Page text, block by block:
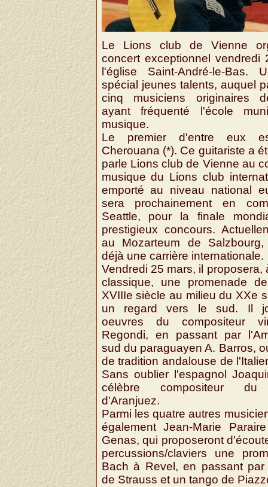
Le Lions club de Vienne
concert exceptionnel vendredi
l'église Saint-André-le-Bas.
spécial jeunes talents, auquel
cinq musiciens originaires
ayant fréquenté l'école
musique.
Le premier d'entre eux
Cherouana (*). Ce guitariste a
parle Lions club de Vienne au
musique du Lions club
emporté au niveau national
sera prochainement en
Seattle, pour la finale
prestigieux concours.
au Mozarteum de
déjà une carrière internationale.
Vendredi 25 mars, il proposera,
classique, une promenade
XVIIIe siècle au milieu du XXe
un regard vers le sud. Il
oeuvres du compositeur
Regondi, en passant par
sud du paraguayen A. Barros,
de tradition andalouse de
Sans oublier l'espagnol
célèbre compositeur du
d'Aranjuez.
Parmi les quatre autres
également Jean-Marie
Genas, qui proposeront
percussions/claviers une
Bach à Revel, en passant
de Strauss et un tango de